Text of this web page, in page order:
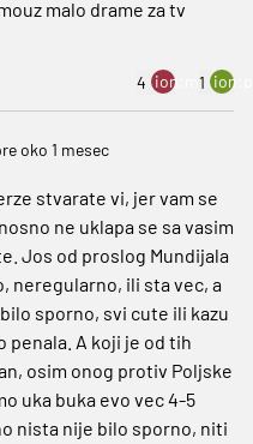
malo drame za tv
4 ion:minus
1
oko 1 mesec
stvarate vi, jer vam se
ne uklapa se sa vasim
Jos od proslog Mundijala
neregularno, ili sta vec, a
sporno, svi cute ili kazu
penala. A koji je od tih
osim onog protiv Poljske
uka buka evo vec 4-5
nista nije bilo sporno, niti